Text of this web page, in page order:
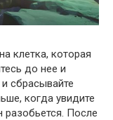
клетка, которая
до нее и
сбрасывайте
когда увидите
После